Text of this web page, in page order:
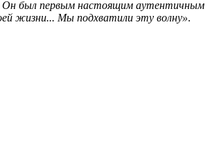
Он был первым настоящим аутентичным
жизни... Мы подхватили эту волну».